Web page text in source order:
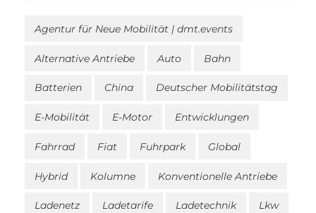
Agentur für Neue Mobilität | dmt.events
Alternative Antriebe Auto Bahn
Batterien China Deutscher Mobilitätstag
E-Mobilität E-Motor Entwicklungen
Fahrrad Fiat Fuhrpark Global
Hybrid Kolumne Konventionelle Antriebe
Ladenetz Ladetarife Ladetechnik Lkw